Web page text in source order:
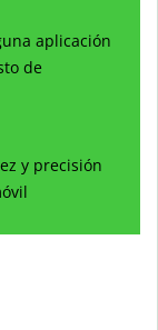
aplicación
de
y precisión